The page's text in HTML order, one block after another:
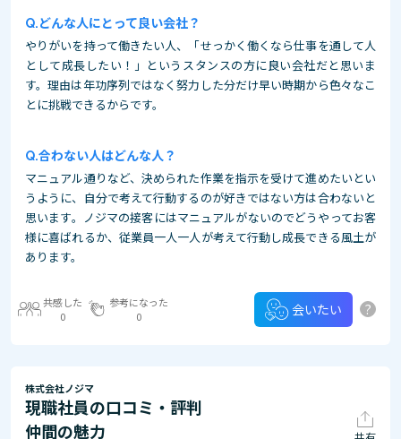
どんな人にとって良い会社？
やりがいを持って働きたい人、「せっかく働くなら仕事を通して人
として成長したい！」というスタンスの方に良い会社だと思いま
す。理由は年功序列ではなく努力した分だけ早い時期から色々なこ
とに挑戦できるからです。
合わない人はどんな人？
マニュアル通りなど、決められた作業を指示を受けて進めたいとい
うように、自分で考えて行動するのが好きではない方は合わないと
思います。ノジマの接客にはマニュアルがないのでどうやってお客
様に喜ばれるか、従業員一人一人が考えて行動し成長できる風土が
あります。
共感した
0
参考になった
0
会いたい ?
株式会社ノジマ
現職社員の口コミ・評判
仲間の魅力